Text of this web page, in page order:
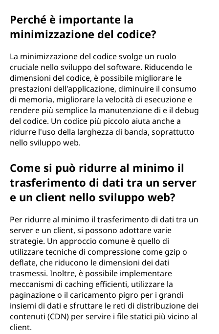
Perché è importante la
minimizzazione del codice?
La minimizzazione del codice svolge un ruolo
cruciale nello sviluppo del software. Riducendo le
dimensioni del codice, è possibile migliorare le
prestazioni dell'applicazione, diminuire il consumo
di memoria, migliorare la velocità di esecuzione e
rendere più semplice la manutenzione di e il debug
del codice. Un codice più piccolo aiuta anche a
ridurre l'uso della larghezza di banda, soprattutto
nello sviluppo web.
Come si può ridurre al minimo il
trasferimento di dati tra un server
e un client nello sviluppo web?
Per ridurre al minimo il trasferimento di dati tra un
server e un client, si possono adottare varie
strategie. Un approccio comune è quello di
utilizzare tecniche di compressione come gzip o
deflate, che riducono le dimensioni dei dati
trasmessi. Inoltre, è possibile implementare
meccanismi di caching efficienti, utilizzare la
paginazione o il caricamento pigro per i grandi
insiemi di dati e sfruttare le reti di distribuzione dei
contenuti (CDN) per servire i file statici più vicino al
client.